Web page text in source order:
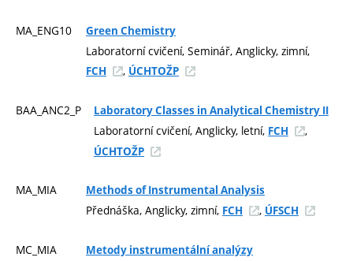
MA_ENG10 Green Chemistry
Laboratorní cvičení, Seminář, Anglicky, zimní,
FCH , ÚCHTOŽP
BAA_ANC2_P Laboratory Classes in Analytical Chemistry II
Laboratorní cvičení, Anglicky, letní, FCH ,
ÚCHTOŽP
MA_MIA Methods of Instrumental Analysis
Přednáška, Anglicky, zimní, FCH , ÚFSCH
MC_MIA Metody instrumentální analýzy